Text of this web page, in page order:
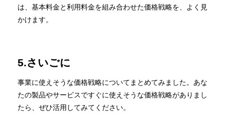
は、基本料金と利用料金を組み合わせた価格戦略を、よく見
かけます。
5.さいごに
事業に使えそうな価格戦略についてまとめてみました。あな
たの製品やサービスですぐに使えそうな価格戦略がありまし
たら、ぜひ活用してみてください。